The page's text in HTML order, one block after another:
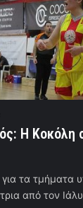
Η Κοκόλη
τα τμήματα
από τον